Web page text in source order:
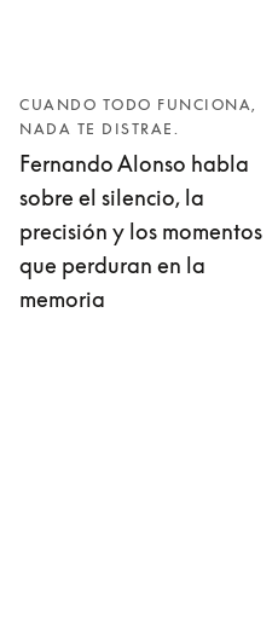
CUANDO TODO FUNCIONA,
NADA TE DISTRAE.
Fernando Alonso habla
sobre el silencio, la
precisión y los momentos
que perduran en la
memoria